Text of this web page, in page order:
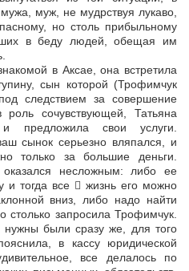
муж, не мудрствуя лукаво,
но столь прибыльному
в беду людей, обещая им
в Аксае, она встретила
сын которой (Трофимчук
следствием за совершение
роль сочувствующей, Татьяна
и предложила свои услуги.
сынок серьезно вляпался, и
только за большие деньги.
несложным: либо ее
и тогда все  жизнь его можно
вниз, либо надо найти
запросила Трофимчук.
были сразу же, для того
в кассу юридической
все делалось по